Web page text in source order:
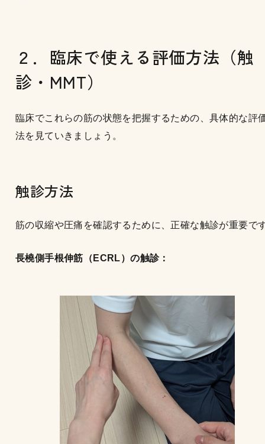
２．臨床で使える評価方法（触
診・MMT）
臨床でこれらの筋の状態を把握するための、具体的な評
法を見ていきましょう。
触診方法
筋の収縮や圧痛を確認するために、正確な触診が重要で
長橈側手根伸筋（ECRL）の触診：